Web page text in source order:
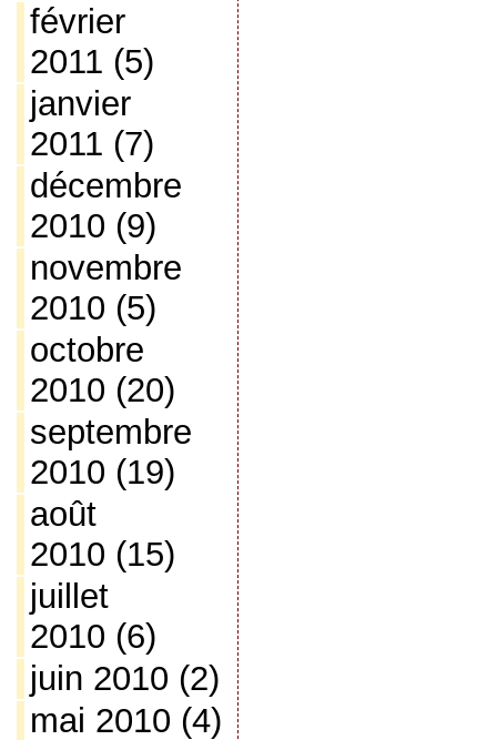
février
2011 (5)
janvier
2011 (7)
décembre
2010 (9)
novembre
2010 (5)
octobre
2010 (20)
septembre
2010 (19)
août
2010 (15)
juillet
2010 (6)
juin 2010 (2)
mai 2010 (4)